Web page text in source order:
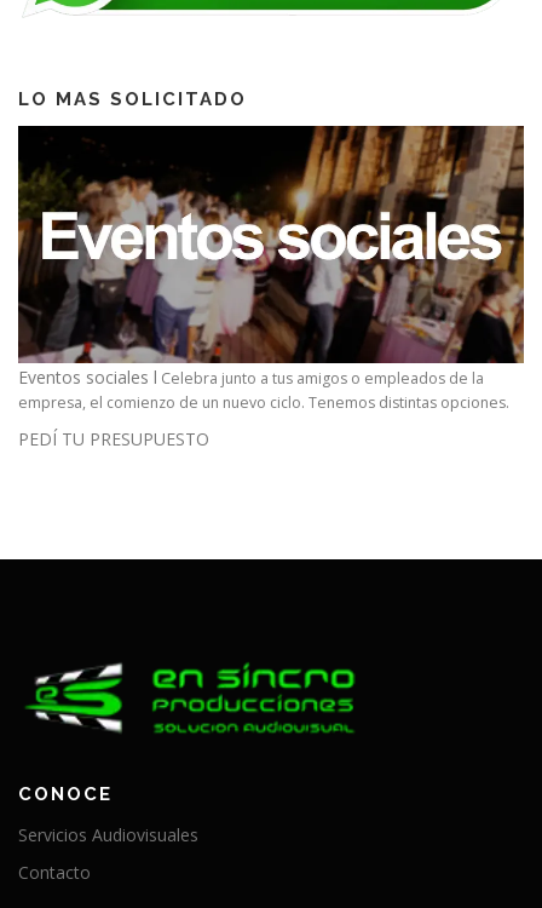
LO MAS SOLICITADO
Eventos sociales l Celebra junto a tus amigos o empleados de la
empresa, el comienzo de un nuevo ciclo. Tenemos distintas opciones.
PEDÍ TU PRESUPUESTO
CONOCE
Servicios Audiovisuales
Contacto